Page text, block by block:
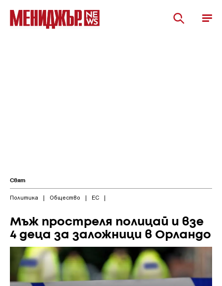
Свят
Политика | Общество | ЕС |
Мъж простреля полицай и взе
4 деца за заложници в Орландо